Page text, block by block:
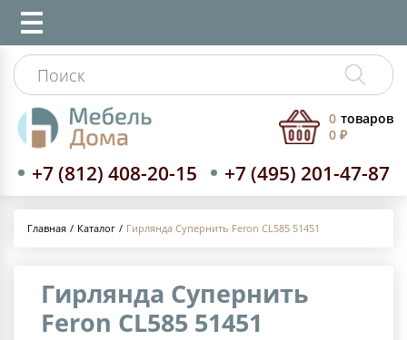
+7 (812) 408-20-15 +7 (495) 201-47-87
0 товаров
0 ₽
Главная Каталог Гирлянда Супернить Feron CL585 51451
Гирлянда Супернить
Feron CL585 51451